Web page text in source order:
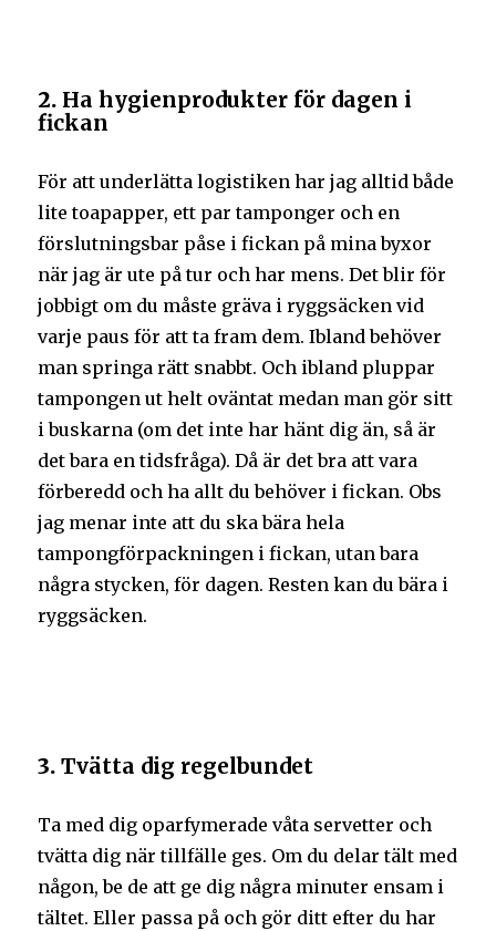
2. Ha hygienprodukter för dagen i
fickan
För att underlätta logistiken har jag alltid både
lite toapapper, ett par tamponger och en
förslutningsbar påse i fickan på mina byxor
när jag är ute på tur och har mens. Det blir för
jobbigt om du måste gräva i ryggsäcken vid
varje paus för att ta fram dem. Ibland behöver
man springa rätt snabbt. Och ibland pluppar
tampongen ut helt oväntat medan man gör sitt
i buskarna (om det inte har hänt dig än, så är
det bara en tidsfråga). Då är det bra att vara
förberedd och ha allt du behöver i fickan. Obs
jag menar inte att du ska bära hela
tampongförpackningen i fickan, utan bara
några stycken, för dagen. Resten kan du bära i
ryggsäcken.
3.Tvätta dig regelbundet
Ta med dig oparfymerade våta servetter och
tvätta dig när tillfälle ges. Om du delar tält med
någon, be de att ge dig några minuter ensam i
tältet. Eller passa på och gör ditt efter du har